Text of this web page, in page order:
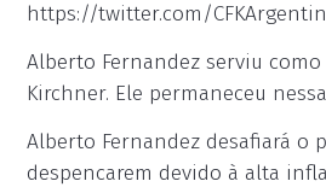
https://twitter.com/
Alberto Fernandez serviu
Kirchner. Ele permaneceu
Alberto Fernandez desafiará o
despencarem devido à alta